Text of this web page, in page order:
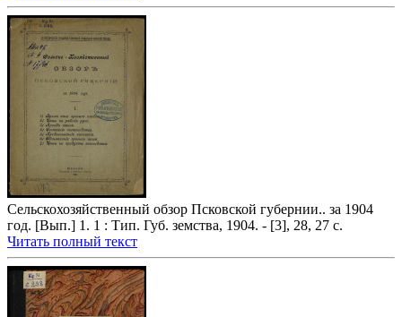
Сельскохозяйственный обзор Псковской губернии.. за 1904
год. [Вып.] 1. 1 : Тип. Губ. земства, 1904. - [3], 28, 27 с.
Читать полный текст